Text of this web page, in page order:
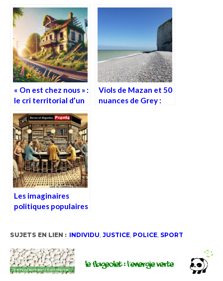
entreprise
disent les propos de
commerce »
« On est chez nous » :
le cri territorial d’un
Viols de Mazan et 50
nuances de Grey :
Les imaginaires
politiques populaires
commerce »
SUJETS EN LIEN : INDIVIDU, JUSTICE, POLICE, SPORT